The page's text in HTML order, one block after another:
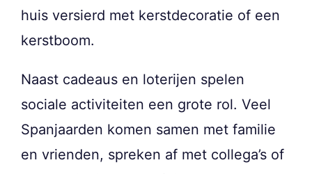
huis versierd met kerstdecoratie of een
kerstboom.
Naast cadeaus en loterijen spelen
sociale activiteiten een grote rol. Veel
Spanjaarden komen samen met familie
en vrienden, spreken af met collega’s of